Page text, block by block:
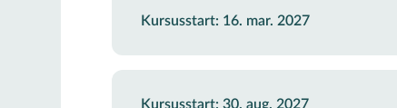
Kursusstart: 16. mar. 2027
Kursusstart: 30. aug. 2027